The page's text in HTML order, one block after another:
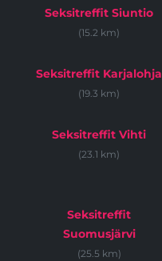
Seksitreffit Siuntio
(15.2 km)
Seksitreffit Karjalohja
(19.3 km)
Seksitreffit Vihti
(23.1 km)
Seksitreffit
Suomusjärvi
(25.5 km)